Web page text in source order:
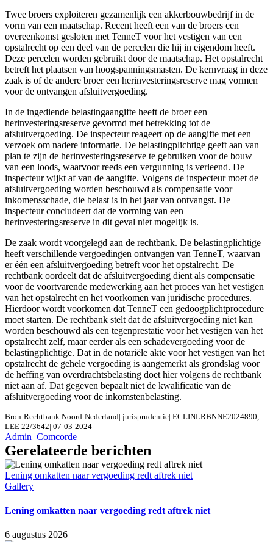
Twee broers exploiteren gezamenlijk een akkerbouwbedrijf in de
vorm van een maatschap. Recent heeft een van de broers een
overeenkomst gesloten met TenneT voor het vestigen van een
opstalrecht op een deel van de percelen die hij in eigendom heeft.
Deze percelen worden gebruikt door de maatschap. Het opstalrecht
betreft het plaatsen van hoogspanningsmasten. De kernvraag in deze
zaak is of de andere broer een herinvesteringsreserve mag vormen
voor de ontvangen afsluitvergoeding.
In de ingediende belastingaangifte heeft de broer een
herinvesteringsreserve gevormd met betrekking tot de
afsluitvergoeding. De inspecteur reageert op de aangifte met een
verzoek om nadere informatie. De belastingplichtige geeft aan van
plan te zijn de herinvesteringsreserve te gebruiken voor de bouw
van een loods, waarvoor reeds een vergunning is verleend. De
inspecteur wijkt af van de aangifte. Volgens de inspecteur moet de
afsluitvergoeding worden beschouwd als compensatie voor
inkomensschade, die belast is in het jaar van ontvangst. De
inspecteur concludeert dat de vorming van een
herinvesteringsreserve in dit geval niet mogelijk is.
De zaak wordt voorgelegd aan de rechtbank. De belastingplichtige
heeft verschillende vergoedingen ontvangen van TenneT, waarvan
er één een afsluitvergoeding betreft voor het opstalrecht. De
rechtbank oordeelt dat de afsluitvergoeding dient als compensatie
voor de voortvarende medewerking aan het proces van het vestigen
van het opstalrecht en het voorkomen van juridische procedures.
Hierdoor wordt voorkomen dat TenneT een gedoogplichtprocedure
moet starten. De rechtbank stelt dat de afsluitvergoeding niet kan
worden beschouwd als een tegenprestatie voor het vestigen van het
opstalrecht zelf, maar eerder als een schadevergoeding voor de
belastingplichtige. Dat in de notariële akte voor het vestigen van het
opstalrecht de gehele vergoeding is aangemerkt als grondslag voor
de heffing van overdrachtsbelasting doet hier volgens de rechtbank
niet aan af. Dat gegeven bepaalt niet de kwalificatie van de
afsluitvergoeding voor de inkomstenbelasting.
Bron:Rechtbank Noord-Nederland| jurisprudentie| ECLINLRBNNE2024890,
LEE 22/3642| 07-03-2024
Admin_Comcorde
Gerelateerde berichten
Lening omkatten naar vergoeding redt aftrek niet
Gallery
Lening omkatten naar vergoeding redt aftrek niet
6 augustus 2026